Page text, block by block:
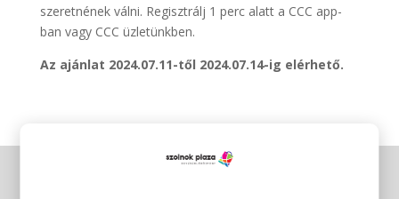
szeretnének válni. Regisztrálj 1 perc alatt a CCC app-
ban vagy CCC üzletünkben.
Az ajánlat 2024.07.11-től 2024.07.14-ig elérhető.